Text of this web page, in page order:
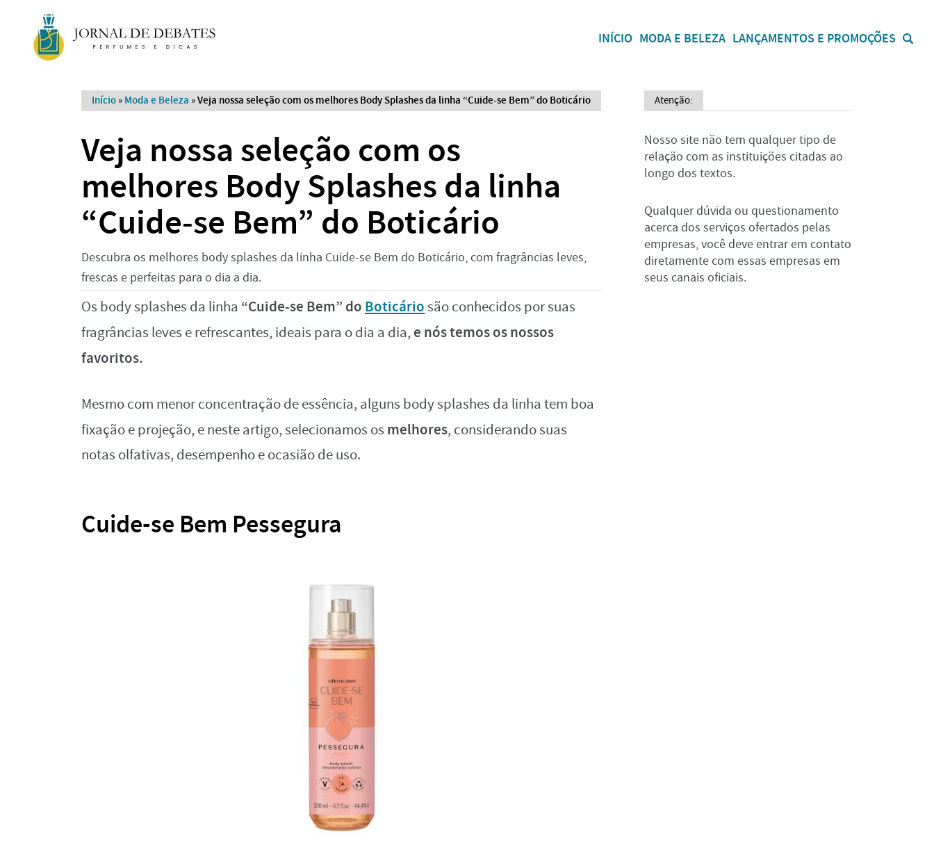
INÍCIO MODA E BELEZA LANÇAMENTOS E PROMOÇÕES
Início » Moda e Beleza »Veja nossa seleção com os melhores Body Splashes da linha “Cuide-se Bem” do Boticário
Veja nossa seleção com os
melhores Body Splashes da linha
“Cuide-se Bem” do Boticário
Descubra os melhores body splashes da linha Cuide-se Bem do Boticário, com fragrâncias leves,
frescas e perfeitas para o dia a dia.
Os body splashes da linha “Cuide-se Bem” do Boticáriosão conhecidos por suas
fragrâncias leves e refrescantes, ideais para o dia a dia, e nós temos os nossos
favoritos.
Mesmo com menor concentração de essência, alguns body splashes da linha tem boa
fixação e projeção, e neste artigo, selecionamos os melhores, considerando suas
notas olfativas, desempenho e ocasião de uso.
Cuide-se Bem Pessegura
Atenção:
Nosso site não tem qualquer tipo de
relação com as instituições citadas ao
longo dos textos.
Qualquer dúvida ou questionamento
acerca dos serviços ofertados pelas
empresas, você deve entrar em contato
diretamente com essas empresas em
seus canais oficiais.